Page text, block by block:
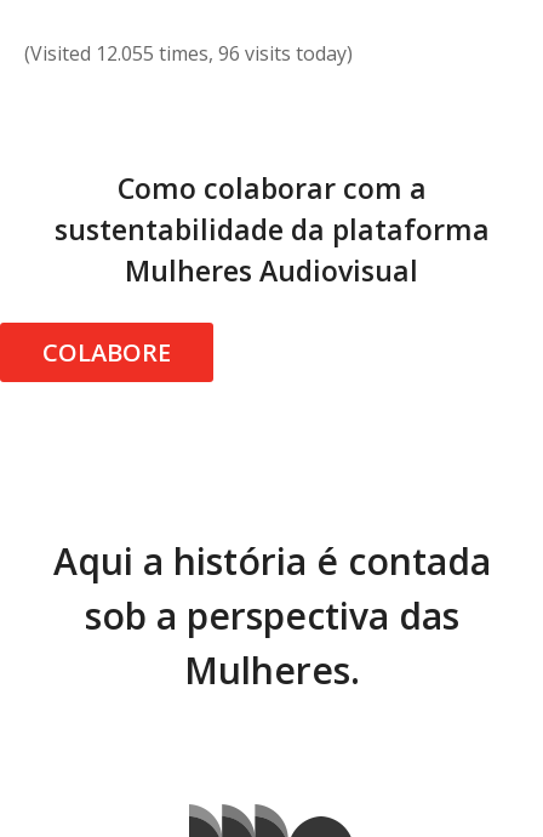
(Visited 12.055 times, 96 visits today)
Como colaborar com a
sustentabilidade da plataforma
Mulheres Audiovisual
COLABORE
Aqui a história é contada
sob a perspectiva das
Mulheres.